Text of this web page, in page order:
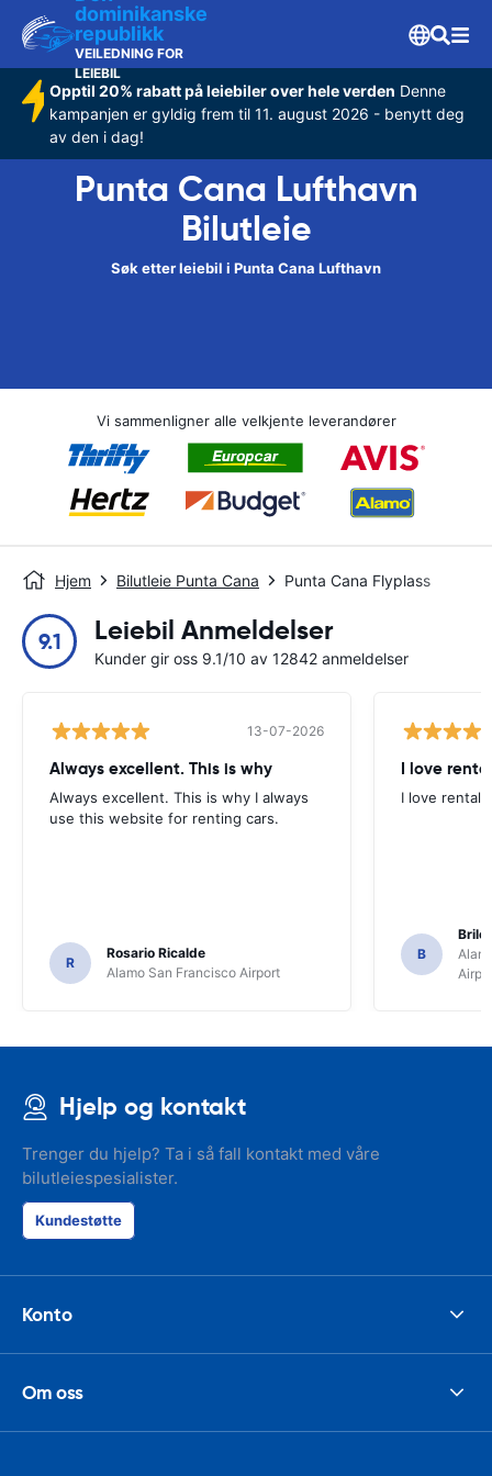
dominikanske
republikk
VEILEDNING FOR
LEIEBIL
Opptil 20% rabatt på leiebiler over hele verden Denne
kampanjen er gyldig frem til 11. august 2026 - benytt deg
av den i dag!
Punta Cana Lufthavn
Bilutleie
Søk etter leiebil i Punta Cana Lufthavn
Vi sammenligner alle velkjente leverandører
Hjem Bilutleie Punta Cana Punta Cana Flyplass
9.1 Leiebil Anmeldelser
Kunder gir oss 9.1/10 av 12842 anmeldelser
13-07-2026
Always excellent. This is why
Always excellent. This is why I always
use this website for renting cars.
R
Rosario Ricalde
Alamo San Francisco Airport
I love
I love rental
B
Hjelp og kontakt
Trenger du hjelp? Ta i så fall kontakt med våre
bilutleiespesialister.
Kundestøtte
Konto
Om oss